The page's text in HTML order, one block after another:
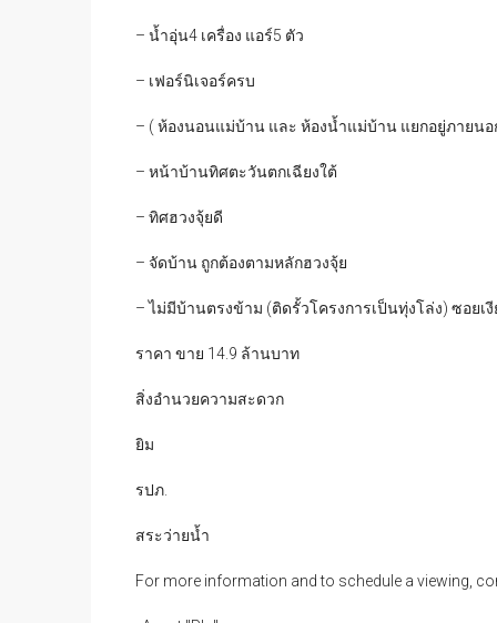
– น้ำอุ่น4 เครื่อง แอร์5 ตัว
– เฟอร์นิเจอร์ครบ
– ( ห้องนอนแม่บ้าน และ ห้องน้ำแม่บ้าน แยกอยู่ภายนอ
– หน้าบ้านทิศตะวันตกเฉียงใต้
– ทิศฮวงจุ้ยดี
– จัดบ้าน ถูกต้องตามหลักฮวงจุ้ย
– ไม่มีบ้านตรงข้าม (ติดรั้วโครงการเป็นทุ่งโล่ง) ซอยเ
ราคา ขาย 14.9 ล้านบาท
สิ่งอำนวยความสะดวก
ยิม
รปภ.
สระว่ายน้ำ
For more information and to schedule a viewing,